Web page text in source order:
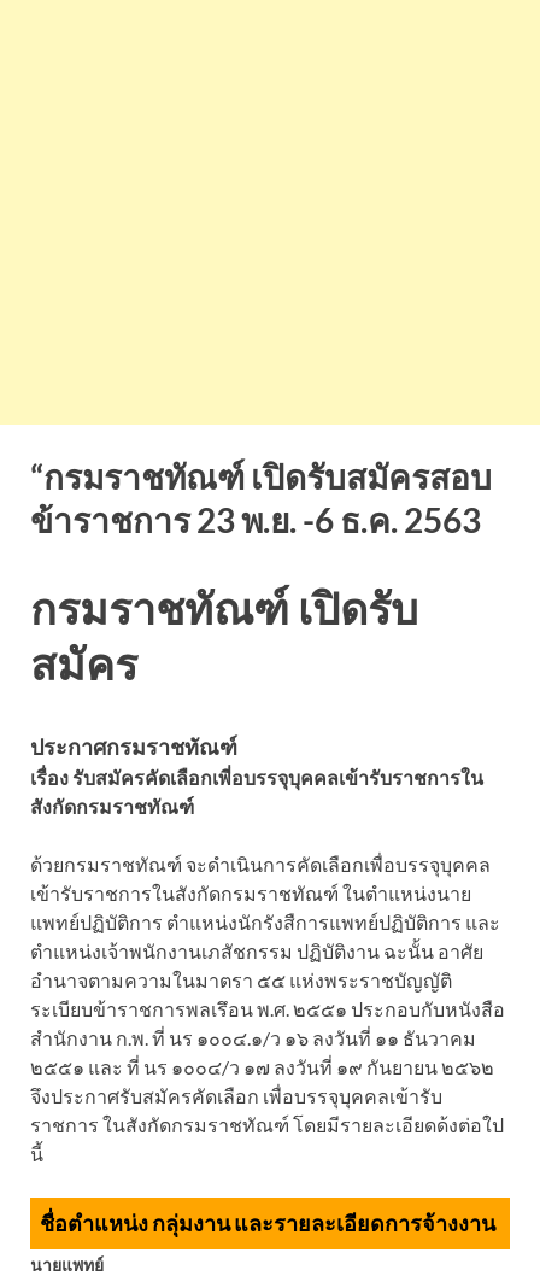
“กรมราชทัณฑ์ เปิดรับสมัครสอบ
ข้าราชการ 23 พ.ย. -6 ธ.ค. 2563
กรมราชทัณฑ์ เปิดรับ
สมัคร
ประกาศกรมราชทัณฑ์
เรื่อง รับสมัครคัดเลือกเพี่อบรรจุบุคคลเข้ารับราชการใน
สังกัดกรมราชทัณฑ์
ด้วยกรมราชทัณฑ์ จะดำเนินการคัดเลือกเพื่อบรรจุบุคคล
เข้ารับราชการในสังกัดกรมราชทัณฑ์ ในตำแหน่งนาย
แพทย์ปฏิบัติการ ตำแหน่งนักรังสืการแพทย์ปฏิบัติการ และ
ตำแหน่งเจ้าพนักงานเภสัชกรรม ปฏิบัติงาน ฉะนั้น อาศัย
อำนาจตามความในมาตรา ๕๕ แห่งพระราชบัญญัติ
ระเบียบข้าราชการพลเรึอน พ.ศ. ๒๕๕๑ ประกอบกับหนังสือ
สำนักงาน ก.พ. ที่ นร ๑๐๐๔.๑/ว ๑๖ ลงวันที่ ๑๑ ธันวาคม
๒๕๕๑ และ ที่ นร ๑๐๐๔/ว ๑๗ ลงวันที่ ๑๙ กันยายน ๒๕๖๒
จึงประกาศรับสมัครคัดเลือก เพื่อบรรจุบุคคลเข้ารับ
ราชการ ในสังกัดกรมราชทัณฑ์ โดยมีรายละเอียดด้งต่อใป
นี้
ชื่อตำแหน่ง กลุ่มงาน และรายละเอียดการจ้างงาน
นายแพทย์